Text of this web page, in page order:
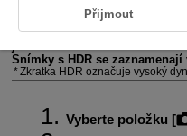
Pro lepší gradace v tmavých
HDR snímek, který
sloučením více snímků
Snímky s HDR se
Zkratka HDR označuje vysoký
Vyberte položku [
Přijmout